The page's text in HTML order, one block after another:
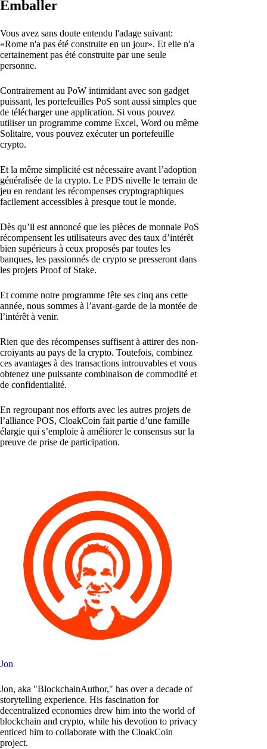
Emballer
Vous avez sans doute entendu l'adage suivant:
«Rome n'a pas été construite en un jour». Et elle n'a
certainement pas été construite par une seule
personne.
Contrairement au PoW intimidant avec son gadget
puissant, les portefeuilles PoS sont aussi simples que
de télécharger une application. Si vous pouvez
utiliser un programme comme Excel, Word ou même
Solitaire, vous pouvez exécuter un portefeuille
crypto.
Et la même simplicité est nécessaire avant l’adoption
généralisée de la crypto. Le PDS nivelle le terrain de
jeu en rendant les récompenses cryptographiques
facilement accessibles à presque tout le monde.
Dès qu’il est annoncé que les pièces de monnaie PoS
récompensent les utilisateurs avec des taux d’intérêt
bien supérieurs à ceux proposés par toutes les
banques, les passionnés de crypto se presseront dans
les projets Proof of Stake.
Et comme notre programme fête ses cinq ans cette
année, nous sommes à l’avant-garde de la montée de
l’intérêt à venir.
Rien que des récompenses suffisent à attirer des non-
croiyants au pays de la crypto. Toutefois, combinez
ces avantages à des transactions introuvables et vous
obtenez une puissante combinaison de commodité et
de confidentialité.
En regroupant nos efforts avec les autres projets de
l’alliance POS, CloakCoin fait partie d’une famille
élargie qui s’emploie à améliorer le consensus sur la
preuve de prise de participation.
Jon
Jon, aka "BlockchainAuthor," has over a decade of
storytelling experience. His fascination for
decentralized economies drew him into the world of
blockchain and crypto, while his devotion to privacy
enticed him to collaborate with the CloakCoin
project.